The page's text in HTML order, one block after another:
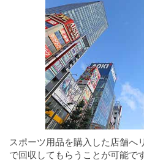
スポーツ用品を購入した店舗へ
で回収してもらうことが可能です